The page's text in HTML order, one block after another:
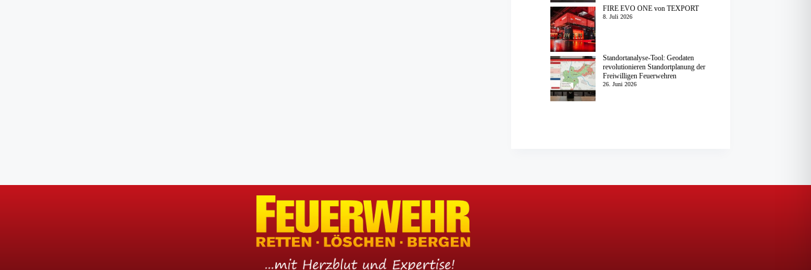
FIRE EVO ONE von TEXPORT
8. Juli 2026
Standortanalyse-Tool: Geodaten
revolutionieren Standortplanung der
Freiwilligen Feuerwehren
26. Juni 2026